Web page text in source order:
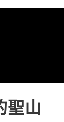
聖山